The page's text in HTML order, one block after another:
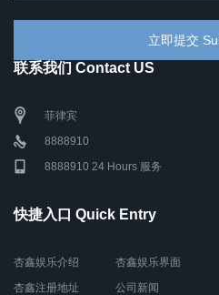
联系我们 Contact US
菲律宾
8888910
8888910 24 Hours 服务
快捷入口 Quick Entry
杏鑫娱乐介绍
杏鑫注册地址
杏鑫娱乐界面
公司新闻